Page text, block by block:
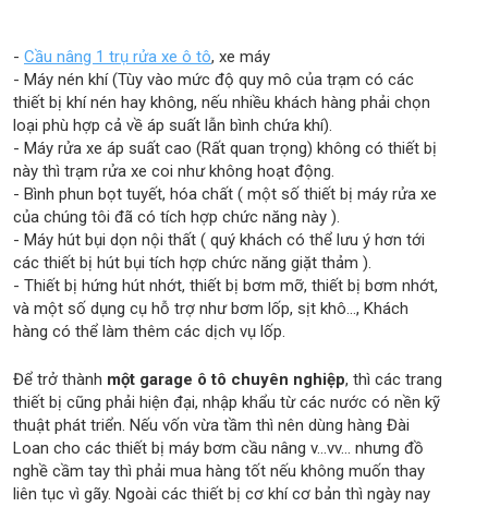
- Cầu nâng 1 trụ rửa xe ô tô, xe máy
- Máy nén khí (Tùy vào mức độ quy mô của trạm có các
thiết bị khí nén hay không, nếu nhiều khách hàng phải chọn
loại phù hợp cả về áp suất lẫn bình chứa khí).
- Máy rửa xe áp suất cao (Rất quan trọng) không có thiết bị
này thì trạm rửa xe coi như không hoạt động.
- Bình phun bọt tuyết, hóa chất ( một số thiết bị máy rửa xe
của chúng tôi đã có tích hợp chức năng này ).
- Máy hút bụi dọn nội thất ( quý khách có thể lưu ý hơn tới
các thiết bị hút bụi tích hợp chức năng giặt thảm ).
- Thiết bị hứng hút nhớt, thiết bị bơm mỡ, thiết bị bơm nhớt,
và một số dụng cụ hỗ trợ như bơm lốp, sịt khô..., Khách
hàng có thể làm thêm các dịch vụ lốp.
Để trở thành một garage ô tô chuyên nghiệp, thì các trang
thiết bị cũng phải hiện đại, nhập khẩu từ các nước có nền kỹ
thuật phát triển. Nếu vốn vừa tầm thì nên dùng hàng Đài
Loan cho các thiết bị máy bơm cầu nâng v…vv… nhưng đồ
nghề cầm tay thì phải mua hàng tốt nếu không muốn thay
liên tục vì gãy. Ngoài các thiết bị cơ khí cơ bản thì ngày nay